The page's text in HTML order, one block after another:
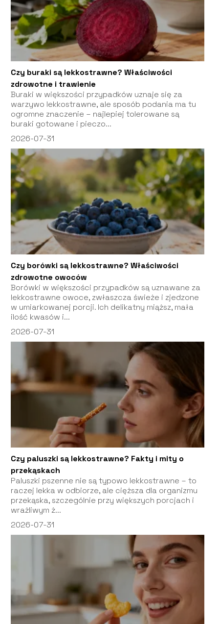
Czy buraki są lekkostrawne? Właściwości
zdrowotne i trawienie
Buraki w większości przypadków uznaje się za
warzywo lekkostrawne, ale sposób podania ma tu
ogromne znaczenie – najlepiej tolerowane są
buraki gotowane i pieczo...
2026-07-31
Czy borówki są lekkostrawne? Właściwości
zdrowotne owoców
Borówki w większości przypadków są uznawane za
lekkostrawne owoce, zwłaszcza świeże i zjedzone
w umiarkowanej porcji. Ich delikatny miąższ, mała
ilość kwasów i...
2026-07-31
Czy paluszki są lekkostrawne? Fakty i mity o
przekąskach
Paluszki pszenne nie są typowo lekkostrawne – to
raczej lekka w odbiorze, ale cięższa dla organizmu
przekąska, szczególnie przy większych porcjach i
wrażliwym ż...
2026-07-31